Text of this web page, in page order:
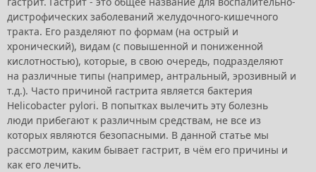
дистрофических заболеваний желудочного-кишечного
тракта. Его разделяют по формам (на острый и
хронический), видам (с повышенной и пониженной
кислотностью), которые, в свою очередь, подразделяют
на различные типы (например, антральный, эрозивный и
т.д.). Часто причиной гастрита является бактерия
Helicobacter pylori. В попытках вылечить эту болезнь
люди прибегают к различным средствам, не все из
которых являются безопасными. В данной статье мы
рассмотрим, каким бывает гастрит, в чём его причины и
как его лечить.